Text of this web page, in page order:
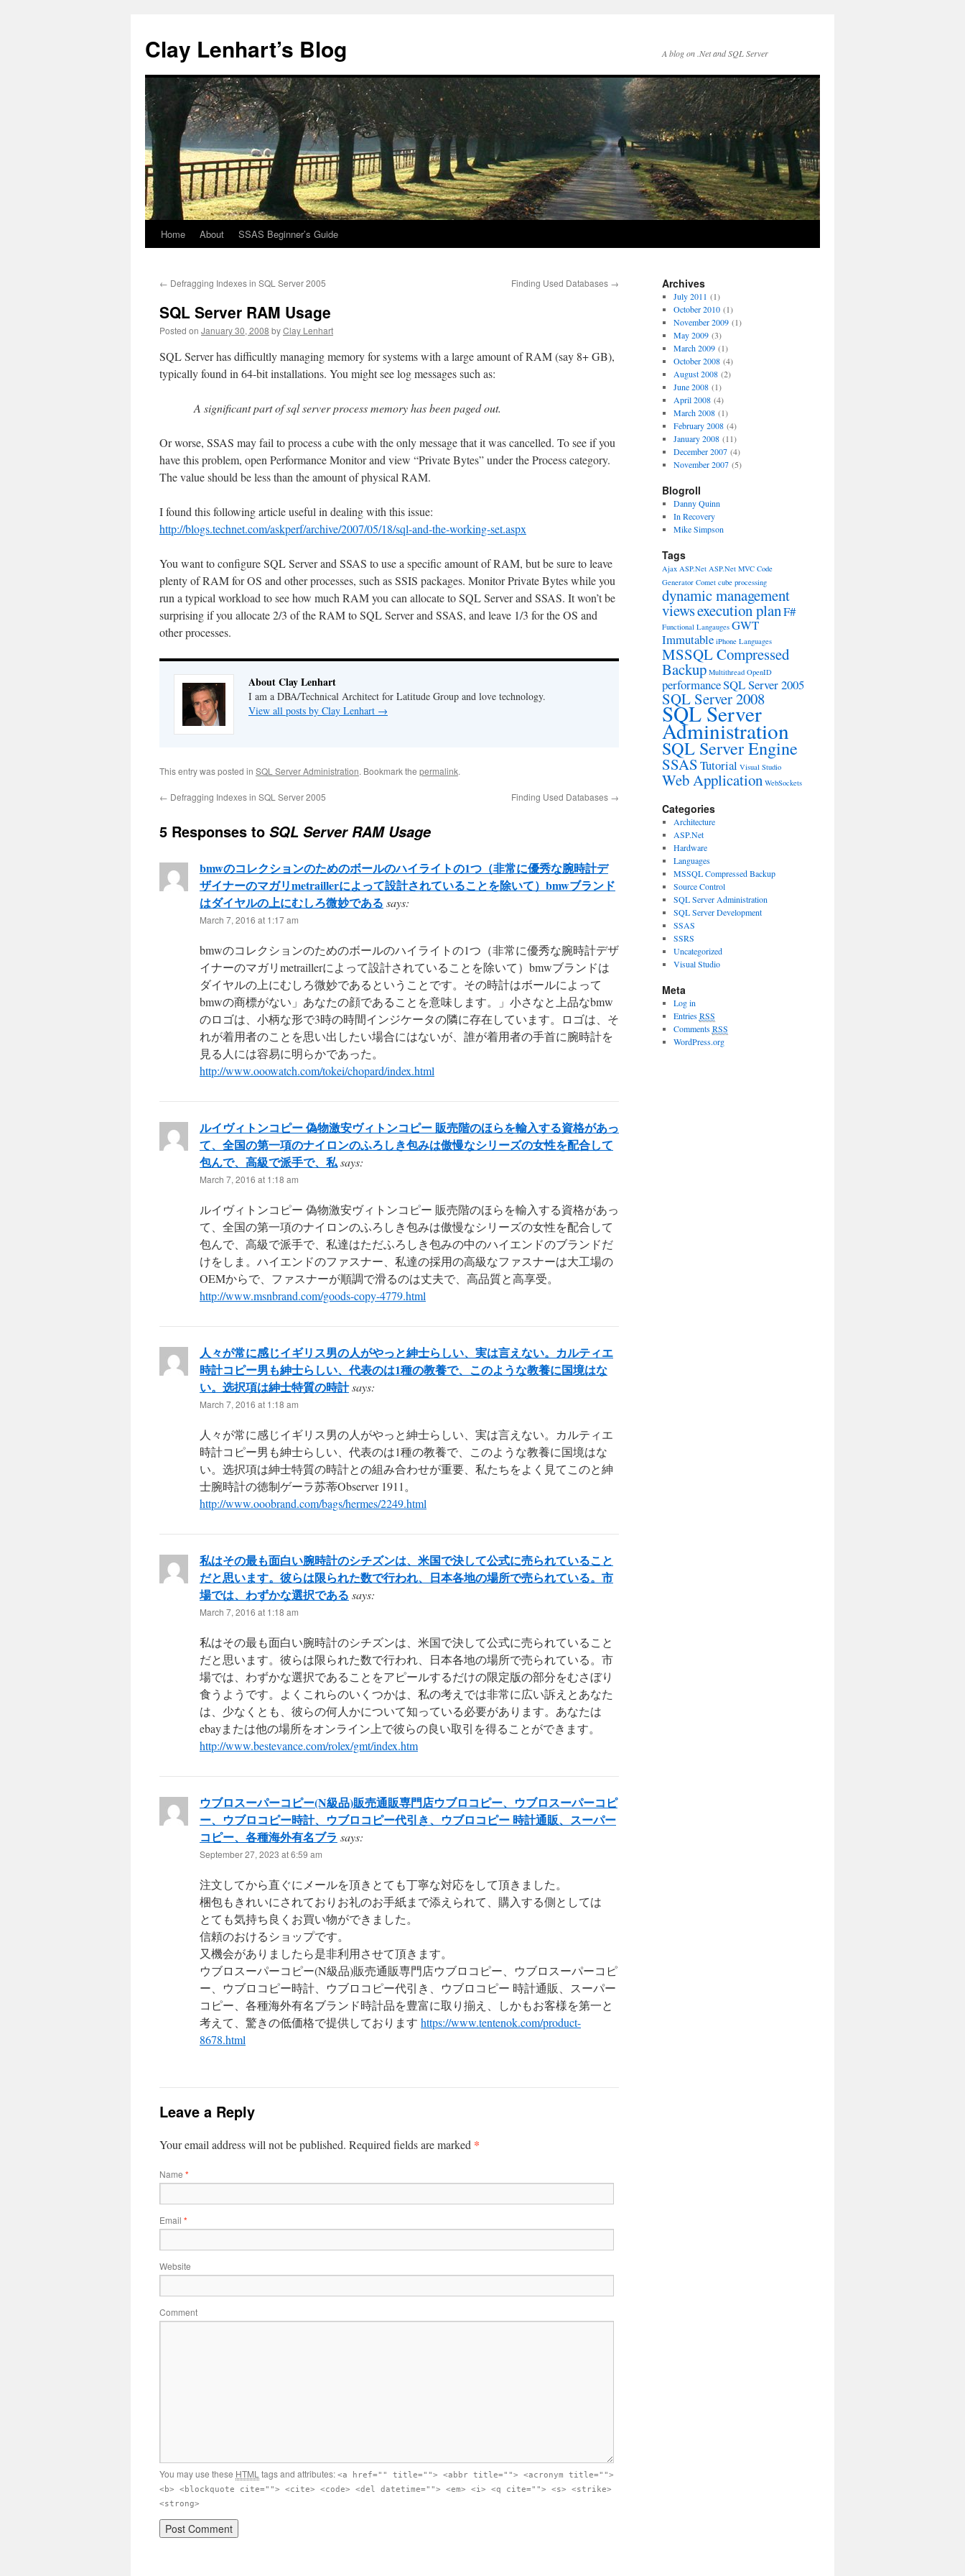
Clay Lenhart’s Blog A blog on .Net and SQL Server
Skip
content
Home About SSAS Beginner’s Guide
← Defragging Indexes in SQL Server 2005 Finding Used Databases →
SQL Server RAM Usage
Posted on January 30, 2008 byClay Lenhart
SQL Server has difficultly managing memory for systems with a large amount of RAM (say 8+ GB),
typically found in 64-bit installations. You might see log messages such as:
A significant part of sql server process memory has been paged out.
Or worse, SSAS may fail to process a cube with the only message that it was cancelled. To see if you
have this problem, open Performance Monitor and view “Private Bytes” under the Process category.
The value should be less than the amount of physical RAM.
I found this following article useful in dealing with this issue:
http://blogs.technet.com/askperf/archive/2007/05/18/sql-and-the-working-set.aspx
You want to configure SQL Server and SSAS to use a specific amount of RAM, but be sure to leave
plenty of RAM for OS and other processes, such as SSIS packages. Monitor Private Bytes while you
run a typical workload to see how much RAM you can allocate to SQL Server and SSAS. It won’t be
surprising if you allocate 2/3 of the RAM to SQL Server and SSAS, and leave 1/3 for the OS and
other processes.
About Clay Lenhart
I am a DBA/Technical Architect for Latitude Group and love technology.
View all posts by Clay Lenhart →
This entry was posted in SQL Server Administration. Bookmark the permalink.
← Defragging Indexes in SQL Server 2005 Finding Used Databases →
5 Responses to SQL Server RAM Usage
bmwのコレクションのためのボールのハイライトの1つ（非常に優秀な腕時計デ
ザイナーのマガリmetraillerによって設計されていることを除いて）bmwブランド
はダイヤルの上にむしろ微妙である says:
March 7, 2016 at 1:17 am
bmwのコレクションのためのボールのハイライトの1つ（非常に優秀な腕時計デザ
イナーのマガリmetraillerによって設計されていることを除いて）bmwブランドは
ダイヤルの上にむしろ微妙であるということです。その時計はボールによって
bmwの商標がない」あなたの顔であることを意味します。」小さなと上品なbmw
のロゴは、小柄な形で3時の時間インジケータの隣に存在しています。ロゴは、そ
れが着用者のことを思い出したい場合にはないが、誰が着用者の手首に腕時計を
見る人には容易に明らかであった。
http://www.ooowatch.com/tokei/chopard/index.html
ルイヴィトンコピー 偽物激安ヴィトンコピー 販売階のほらを輸入する資格があっ
て、全国の第一項のナイロンのふろしき包みは傲慢なシリーズの女性を配合して
包んで、高級で派手で、私says:
March 7, 2016 at 1:18 am
ルイヴィトンコピー 偽物激安ヴィトンコピー 販売階のほらを輸入する資格があっ
て、全国の第一項のナイロンのふろしき包みは傲慢なシリーズの女性を配合して
包んで、高級で派手で、私達はただふろしき包みの中のハイエンドのブランドだ
けをしま。ハイエンドのファスナー、私達の採用の高級なファスナーは大工場の
OEMからで、ファスナーが順調で滑るのは丈夫で、高品質と高享受。
http://www.msnbrand.com/goods-copy-4779.html
人々が常に感じイギリス男の人がやっと紳士らしい、実は言えない。カルティエ
時計コピー男も紳士らしい、代表のは1種の教養で、このような教養に国境はな
い。选択項は紳士特質の時計says:
March 7, 2016 at 1:18 am
人々が常に感じイギリス男の人がやっと紳士らしい、実は言えない。カルティエ
時計コピー男も紳士らしい、代表のは1種の教養で、このような教養に国境はな
い。选択項は紳士特質の時計との組み合わせが重要、私たちをよく見てこのと紳
士腕時計の徳制ゲーラ苏蒂Observer 1911。
http://www.ooobrand.com/bags/hermes/2249.html
私はその最も面白い腕時計のシチズンは、米国で決して公式に売られていること
だと思います。彼らは限られた数で行われ、日本各地の場所で売られている。市
場では、わずかな選択である says:
March 7, 2016 at 1:18 am
私はその最も面白い腕時計のシチズンは、米国で決して公式に売られていること
だと思います。彼らは限られた数で行われ、日本各地の場所で売られている。市
場では、わずかな選択であることをアピールするだけの限定版の部分をむさぼり
食うようです。よくこれらのいくつかは、私の考えでは非常に広い訴えとあなた
は、少なくとも、彼らの何人かについて知っている必要があります。あなたは
ebayまたは他の場所をオンライン上で彼らの良い取引を得ることができます。
http://www.bestevance.com/rolex/gmt/index.htm
ウブロスーパーコピー(N級品)販売通販専門店ウブロコピー、ウブロスーパーコピ
ー、ウブロコピー時計、ウブロコピー代引き、ウブロコピー 時計通販、スーパー
コピー、各種海外有名ブラ says:
September 27, 2023 at 6:59 am
注文してから直ぐにメールを頂きとても丁寧な対応をして頂きました。
梱包もきれいにされておりお礼のお手紙まで添えられて、購入する側としては
とても気持ち良くお買い物ができました。
信頼のおけるショップです。
又機会がありましたら是非利用させて頂きます。
ウブロスーパーコピー(N級品)販売通販専門店ウブロコピー、ウブロスーパーコピ
ー、ウブロコピー時計、ウブロコピー代引き、ウブロコピー 時計通販、スーパー
コピー、各種海外有名ブランド時計品を豊富に取り揃え、しかもお客様を第一と
考えて、驚きの低価格で提供しております https://www.tentenok.com/product-
8678.html
Leave a Reply
Your email address will not be published. Required fields are marked *
Name *
Email *
Website
Comment
You may use these HTML tags and attributes: <a href="" title=""> <abbr title=""> <acronym title="">
<b> <blockquote cite=""> <cite> <code> <del datetime=""> <em> <i> <q cite=""> <s> <strike>
<strong>
Archives
July 2011 (1)
October 2010(1)
November 2009(1)
May 2009(3)
March 2009(1)
October 2008(4)
August 2008(2)
June 2008(1)
April 2008(4)
March 2008(1)
February 2008(4)
January 2008(11)
December 2007(4)
November 2007(5)
Blogroll
Danny Quinn
In Recovery
Mike Simpson
Tags
Ajax ASP.Net ASP.Net MVC Code
Generator Comet cube processing
dynamic management
viewsexecution planF#
Functional Langauges GWT
Immutable iPhone Languages
MSSQL Compressed
Backup Multithread OpenID
performanceSQL Server 2005
SQL Server 2008
SQL Server
Administration
SQL Server Engine
SSASTutorial Visual Studio
Web Application WebSockets
Categories
Architecture
ASP.Net
Hardware
Languages
MSSQL Compressed Backup
Source Control
SQL Server Administration
SQL Server Development
SSAS
SSRS
Uncategorized
Visual Studio
Meta
Log in
EntriesRSS
CommentsRSS
WordPress.org